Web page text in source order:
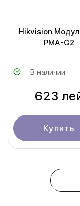
Hikvision
PMA-G2
В наличии
623
Купить